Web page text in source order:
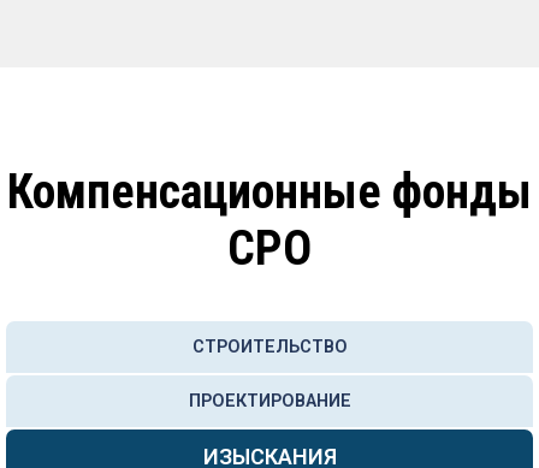
Компенсационные фонды
СРО
СТРОИТЕЛЬСТВО
ПРОЕКТИРОВАНИЕ
ИЗЫСКАНИЯ